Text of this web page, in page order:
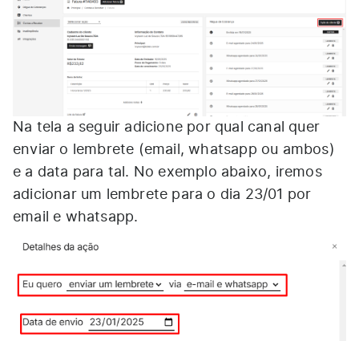
Na tela a seguir adicione por qual canal quer
enviar o lembrete (email, whatsapp ou ambos)
e a data para tal. No exemplo abaixo, iremos
adicionar um lembrete para o dia 23/01 por
email e whatsapp.